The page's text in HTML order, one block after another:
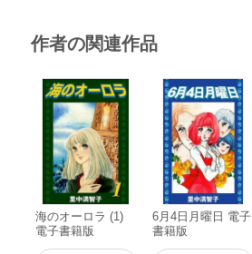
作者の関連作品
海のオーロラ (1)
電子書籍版
6月4日月曜日 電子
書籍版